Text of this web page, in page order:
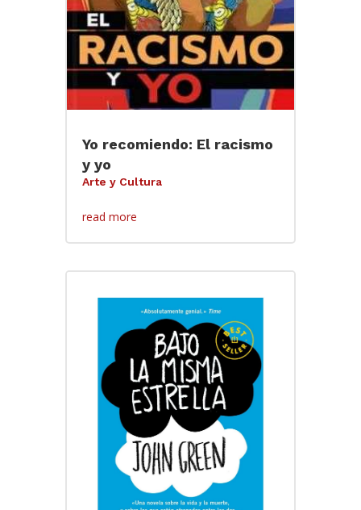
Yo recomiendo: El racismo
y yo
Arte y Cultura
read more